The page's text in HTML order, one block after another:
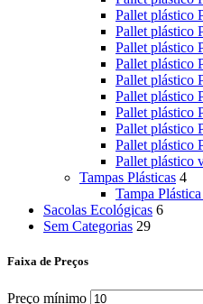
Pallet plástico
Pallet plástico
Pallet plástico
Pallet plástico
Pallet plástico
Pallet plástico
Pallet plástico
Pallet plástico
Pallet plástico
Pallet plástico
Tampas Plásticas 4
Tampa
Sacolas Ecológicas 6
Sem Categorias 29
Faixa de Preços
Preço mínimo